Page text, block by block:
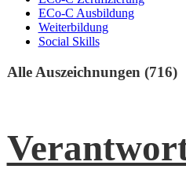
ECo-C Ausbildung
Weiterbildung
Social Skills
Alle Auszeichnungen (716)